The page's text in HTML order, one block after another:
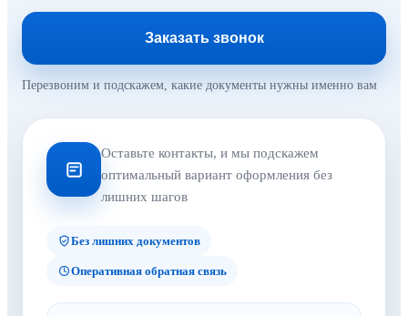
Заказать звонок
Перезвоним и подскажем, какие документы нужны именно вам
Оставьте контакты, и мы подскажем
оптимальный вариант оформления без
лишних шагов
Без лишних документов
Оперативная обратная связь